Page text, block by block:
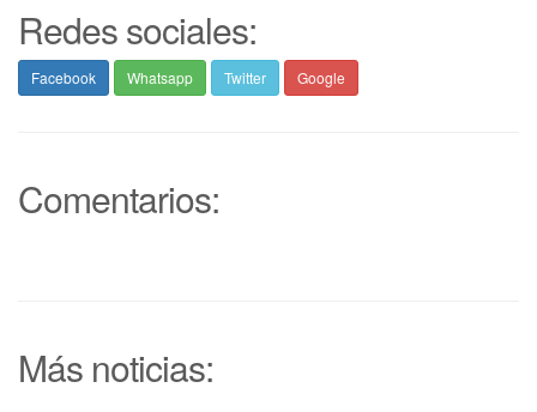
Redes sociales:
Facebook Whatsapp Twitter Google
Comentarios:
Más noticias: